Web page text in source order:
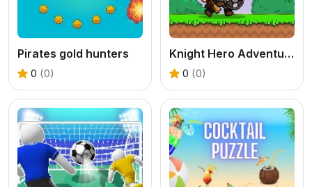
Pirates gold hunters
0 (0)
Knight Hero Adventure idle RPG
0 (0)